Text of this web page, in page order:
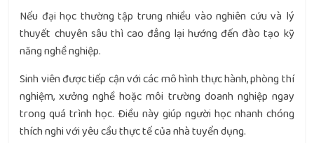
Nếu đại học thường tập trung nhiều vào nghiên cứu và lý
thuyết chuyên sâu thì cao đẳng lại hướng đến đào tạo kỹ
năng nghề nghiệp.
Sinh viên được tiếp cận với các mô hình thực hành, phòng thí
nghiệm, xưởng nghề hoặc môi trường doanh nghiệp ngay
trong quá trình học. Điều này giúp người học nhanh chóng
thích nghi với yêu cầu thực tế của nhà tuyển dụng.